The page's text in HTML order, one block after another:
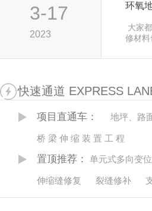
3-17
2023
环氧
修材
快速通道 EXPRESS
项目直通车： 地坪、路
桥 梁 伸 缩 装 置 工 程
置顶推荐： 单元式多向变
伸缩缝修复 裂缝修补